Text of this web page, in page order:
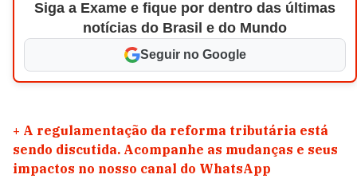
Siga a Exame e fique por dentro das últimas
notícias do Brasil e do Mundo
Seguir no Google
+ A regulamentação da reforma tributária está
sendo discutida. Acompanhe as mudanças e seus
impactos no nosso canal do WhatsApp